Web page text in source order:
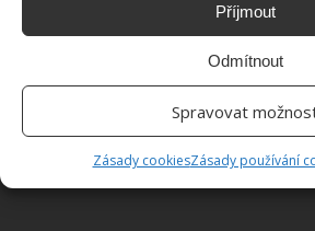
Příjmout
Odmítnout
Spravovat
Zásady cookiesZásady používání